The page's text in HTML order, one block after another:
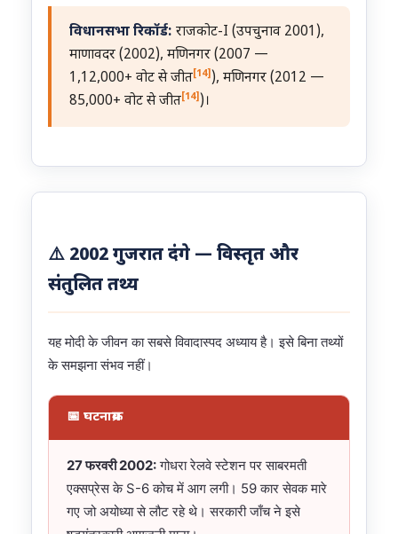
विधानसभा रिकॉर्ड: राजकोट-I (उपचुनाव 2001),
माणावदर (2002), मणिनगर (2007 —
1,12,000+ वोट से जीत[14] ), मणिनगर (2012 —
85,000+ वोट से जीत[14] )।
⚠️ 2002 गुजरात दंगे — विस्तृत और
संतुलित तथ्य
यह मोदी के जीवन का सबसे विवादास्पद अध्याय है। इसे बिना तथ्यों
के समझना संभव नहीं।
📅 घटनाक्रम
27 फरवरी 2002:गोधरा रेलवे स्टेशन पर साबरमती
एक्सप्रेस के S-6 कोच में आग लगी। 59 कार सेवक मारे
गए जो अयोध्या से लौट रहे थे। सरकारी जाँच ने इसे